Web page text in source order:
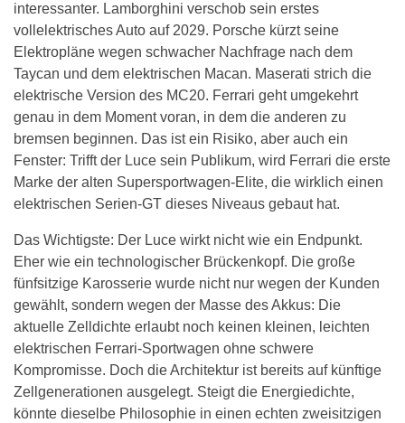
interessanter. Lamborghini verschob sein erstes
vollelektrisches Auto auf 2029. Porsche kürzt seine
Elektropläne wegen schwacher Nachfrage nach dem
Taycan und dem elektrischen Macan. Maserati strich die
elektrische Version des MC20. Ferrari geht umgekehrt
genau in dem Moment voran, in dem die anderen zu
bremsen beginnen. Das ist ein Risiko, aber auch ein
Fenster: Trifft der Luce sein Publikum, wird Ferrari die erste
Marke der alten Supersportwagen-Elite, die wirklich einen
elektrischen Serien-GT dieses Niveaus gebaut hat.
Das Wichtigste: Der Luce wirkt nicht wie ein Endpunkt.
Eher wie ein technologischer Brückenkopf. Die große
fünfsitzige Karosserie wurde nicht nur wegen der Kunden
gewählt, sondern wegen der Masse des Akkus: Die
aktuelle Zelldichte erlaubt noch keinen kleinen, leichten
elektrischen Ferrari-Sportwagen ohne schwere
Kompromisse. Doch die Architektur ist bereits auf künftige
Zellgenerationen ausgelegt. Steigt die Energiedichte,
könnte dieselbe Philosophie in einen echten zweisitzigen